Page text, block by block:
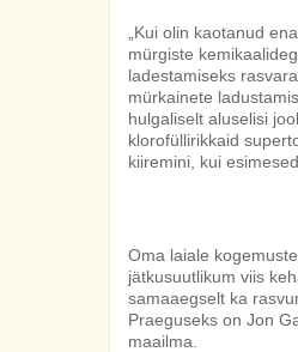
„Kui olin kaotanud
mürgiste
ladestamiseks
mürkainete
hulgaliselt aluselisi
klorofüllirikkaid
kiiremini, kui
Oma laiale
jätkusuutlikum viis
samaaegselt ka
Praeguseks on Jon
maailma.